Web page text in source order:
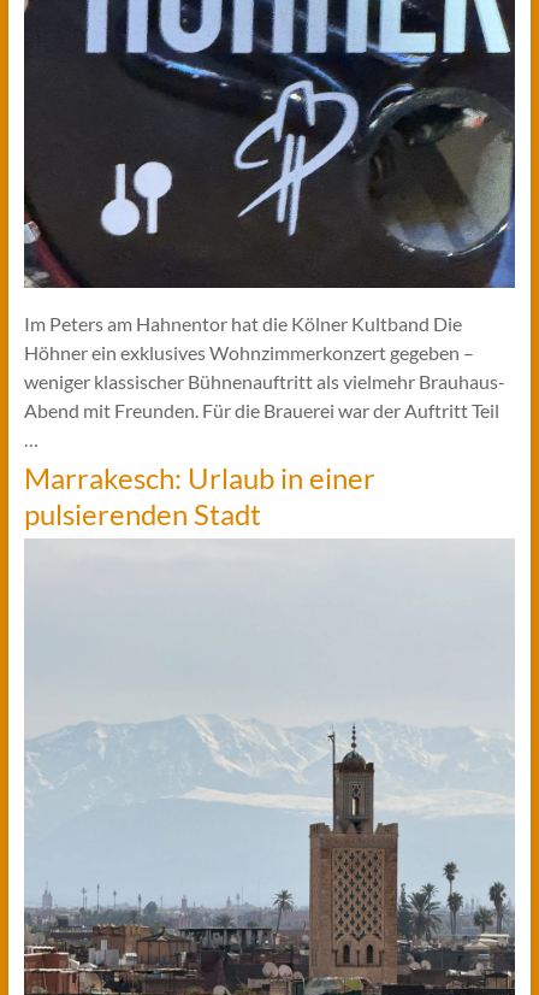
Im Peters am Hahnentor hat die Kölner Kultband Die
Höhner ein exklusives Wohnzimmerkonzert gegeben –
weniger klassischer Bühnenauftritt als vielmehr Brauhaus-
Abend mit Freunden. Für die Brauerei war der Auftritt Teil
Marrakesch: Urlaub in einer
pulsierenden Stadt